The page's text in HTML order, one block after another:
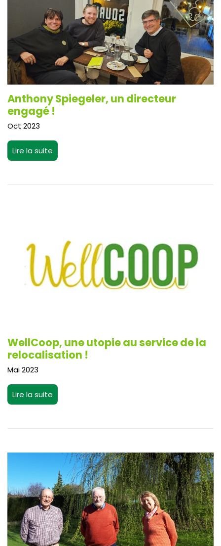
Anthony Spiegeler, un directeur
engagé !
Oct 2023
Lire la suite
WellCoop, une utopie au service de la
relocalisation !
Mai 2023
Lire la suite